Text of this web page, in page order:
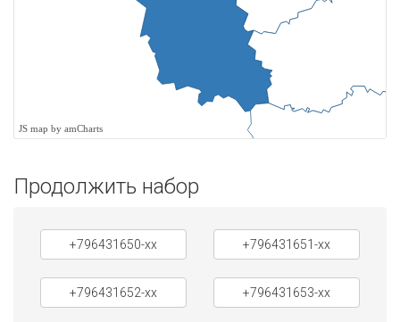
JS map by amCharts
Продолжить набор
+796431650-xx +796431651-xx
+796431652-xx +796431653-xx